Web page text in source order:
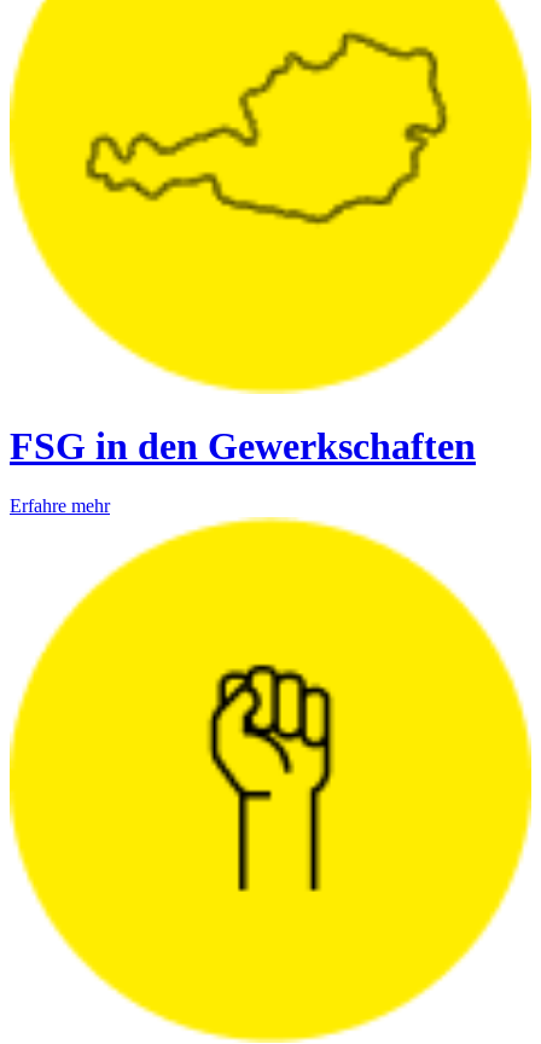
FSG in den Gewerkschaften
Erfahre mehr